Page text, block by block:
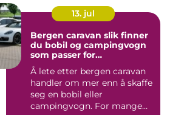
13. jul
Bergen caravan slik finner
du bobil og campingvogn
som passer for
vestlandsværet
Å lete etter bergen caravan
handler om mer enn å skaffe
seg en bobil eller
campingvogn. For mange